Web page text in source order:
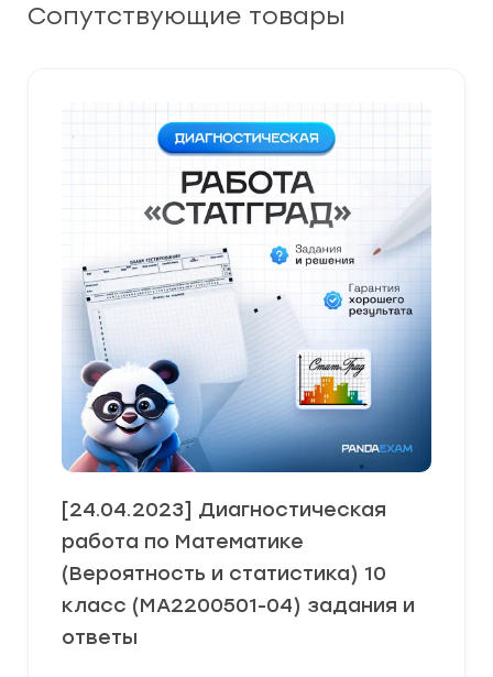
Сопутствующие товары
[24.04.2023] Диагностическая
работа по Математике
(Вероятность и статистика) 10
класс (МА2200501-04) задания и
ответы